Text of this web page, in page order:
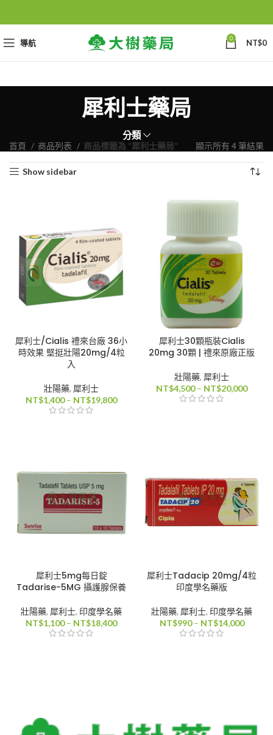
導航 0 NT$0
犀利士藥局
分類
首頁 商品列表 商品標籤為 “犀利士藥局” 顯示所有 4 筆結果
Show sidebar
犀利士/Cialis 禮來台廠 36小
時效果 堅挺壯陽20mg/4粒
入
壯陽藥, 犀利士
NT$1,400 – NT$19,800價
犀利士30顆瓶裝Cialis
20mg 30顆 | 禮來原廠正版
壯陽藥, 犀利士
NT$4,500 – NT$20,000價
犀利士5mg每日錠
Tadarise-5MG 攝護腺保養
壯陽藥, 犀利士, 印度學名藥
NT$1,100 – NT$18,400價
犀利士Tadacip 20mg/4粒
印度學名藥版
壯陽藥, 犀利士, 印度學名藥
NT$990 – NT$14,000價